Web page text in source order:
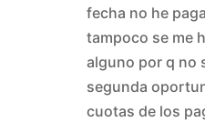
fecha no he
tampoco se me
alguno por q no
segunda
cuotas de los